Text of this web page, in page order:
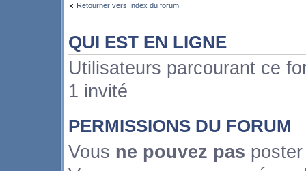
Retourner vers Index du forum
QUI EST EN LIGNE
Utilisateurs parcourant ce
1 invité
PERMISSIONS DU FORUM
Vous ne pouvez pas